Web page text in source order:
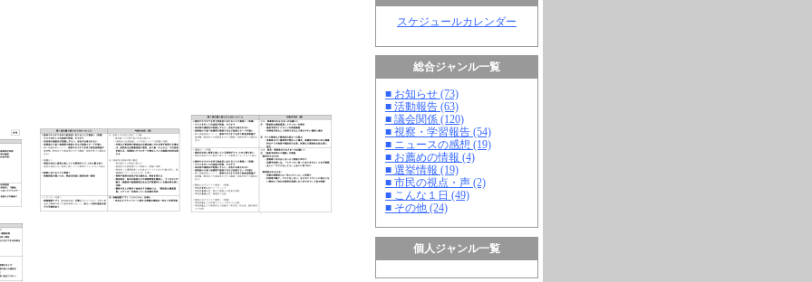
スケジュールカレンダー
総合ジャンル一覧
■ お知らせ (73)
■ 活動報告 (63)
■ 議会関係 (120)
■ 視察・学習報告 (54)
■ ニュースの感想 (19)
■ お薦めの情報 (4)
■ 選挙情報 (19)
■ 市民の視点・声 (2)
■ こんな１日 (49)
■ その他 (24)
個人ジャンル一覧